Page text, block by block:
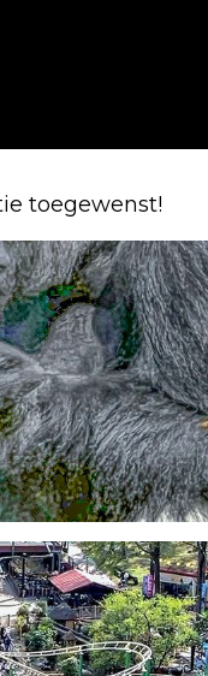
toegewenst!